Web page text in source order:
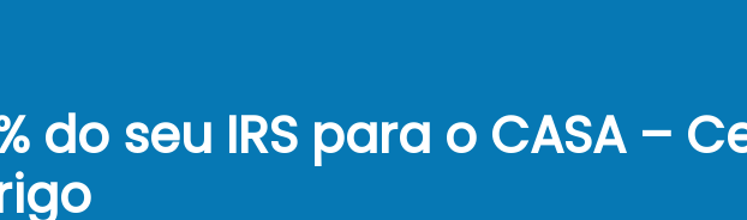
do seu IRS para o CASA –